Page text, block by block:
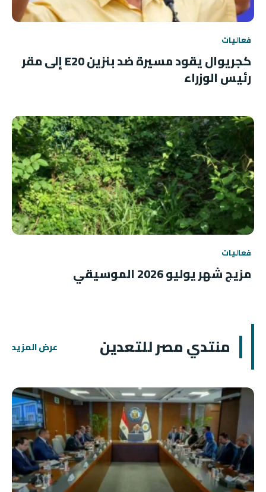
فعاليات
كجريوال يقود مسيرة ضد بنزين E20 إلى مقر
رئيس الوزراء
فعاليات
مزيج شهر يوليو 2026 الموسيقي
منتدي مصر للتعدين عرض المزيد